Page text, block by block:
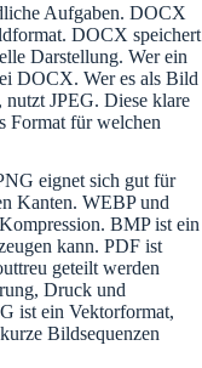
Aufgaben. DOCX
DOCX speichert
Darstellung. Wer ein
DOCX. Wer es als Bild
JPEG. Diese klare
Format für welchen
eignet sich gut für
Kanten. WEBP und
BMP ist ein
kann. PDF ist
geteilt werden
Druck und
ist ein Vektorformat,
Bildsequenzen